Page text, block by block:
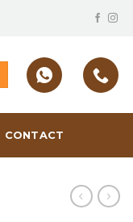
CONTACT